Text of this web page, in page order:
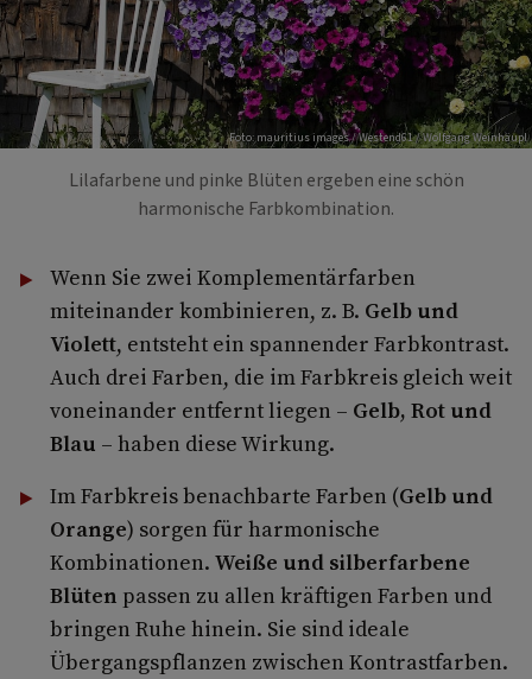
Foto: mauritius images / Westend61 / Wolfgang Weinhäupl
Lilafarbene und pinke Blüten ergeben eine schön
harmonische Farbkombination.
Wenn Sie zwei Komplementärfarben
miteinander kombinieren, z. B. Gelb und
Violett, entsteht ein spannender Farbkontrast.
Auch drei Farben, die im Farbkreis gleich weit
voneinander entfernt liegen – Gelb, Rot und
Blau – haben diese Wirkung.
Im Farbkreis benachbarte Farben (Gelb und
Orange) sorgen für harmonische
Kombinationen. Weiße und silberfarbene
Blüten passen zu allen kräftigen Farben und
bringen Ruhe hinein. Sie sind ideale
Übergangspflanzen zwischen Kontrastfarben.